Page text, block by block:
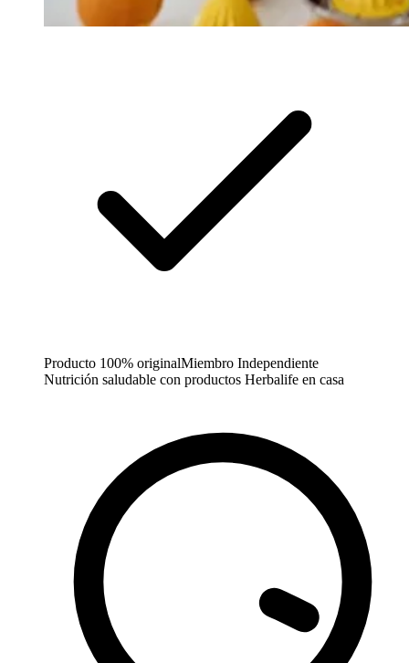
Producto 100% originalMiembro Independiente
Nutrición saludable con productos Herbalife en casa